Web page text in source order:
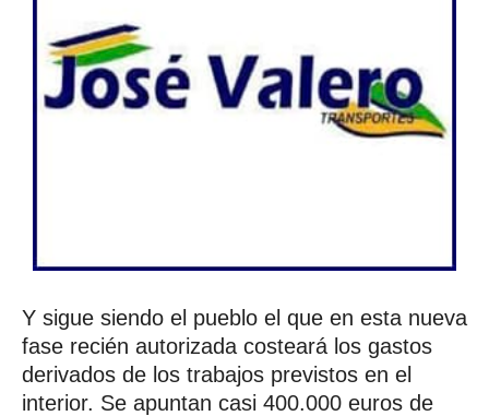
Y sigue siendo el pueblo el que en esta nueva
fase recién autorizada costeará los gastos
derivados de los trabajos previstos en el
interior. Se apuntan casi 400.000 euros de